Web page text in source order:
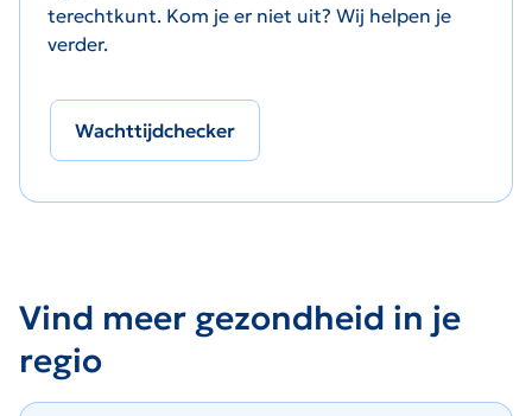
terechtkunt. Kom je er niet uit? Wij helpen je
verder.
Wachttijdchecker
Vind meer gezondheid in je
regio